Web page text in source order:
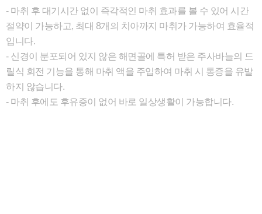
- 마취 후 대기시간 없이 즉각적인 마취 효과를 볼 수 있어 시간
절약이 가능하고, 최대 8개의 치아까지 마취가 가능하여 효율적
입니다.
- 신경이 분포되어 있지 않은 해면골에 특허 받은 주사바늘의 드
릴식 회전 기능을 통해 마취 액을 주입하여 마취 시 통증을 유발
하지 않습니다.
- 마취 후에도 후유증이 없어 바로 일상생활이 가능합니다.